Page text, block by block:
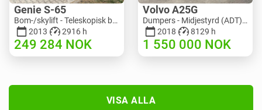
Genie S-65
Bom-/skylift - Teleskopisk bomlyft | M586-3845 | RGTRNL26491
2013
2916 h
249 284 NOK
Volvo A25G
Dumpers - Midjestyrd (ADT) | M151-9001 | 2729
2018
8129 h
1 550 000 NOK
VISA ALLA